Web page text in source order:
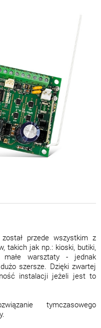
przede wszystkim z
takich jak np.: kioski, butiki,
warsztaty - jednak
szersze. Dzięki zwartej
instalacji jeżeli jest to
tymczasowego